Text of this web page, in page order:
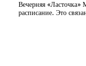
Вечерняя
расписание. Это